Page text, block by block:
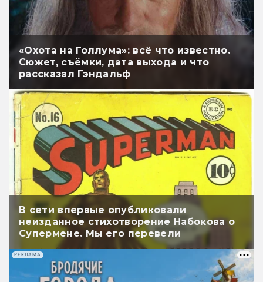
«Охота на Голлума»: всё что известно.
Сюжет, съёмки, дата выхода и что
рассказал Гэндальф
В сети впервые опубликовали
неизданное стихотворение Набокова о
Супермене. Мы его перевели
РЕКЛАМА